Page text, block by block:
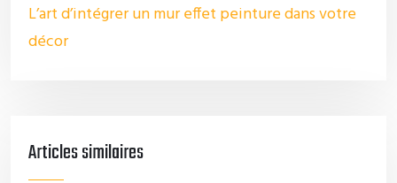
L’art d’intégrer un mur effet peinture dans votre
décor
Articles similaires